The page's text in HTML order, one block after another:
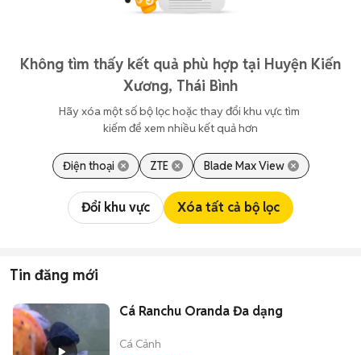
Không tìm thấy kết quả phù hợp tại Huyện Kiến
Xương, Thái Bình
Hãy xóa một số bộ lọc hoặc thay đổi khu vực tìm
kiếm để xem nhiều kết quả hơn
Điện thoại ZTE Blade Max View
Đổi khu vực Xóa tất cả bộ lọc
Tin đăng mới
Cá Ranchu Oranda Đa dạng
Cá Cảnh